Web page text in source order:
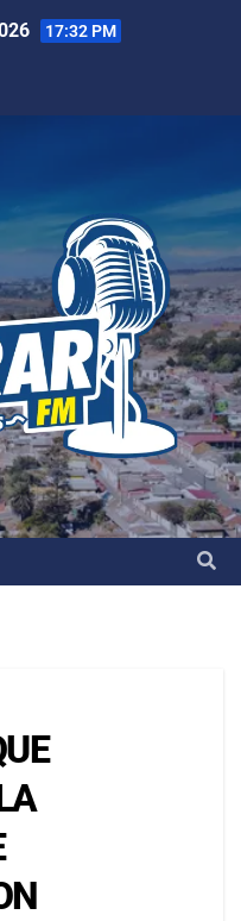
17:32 PM